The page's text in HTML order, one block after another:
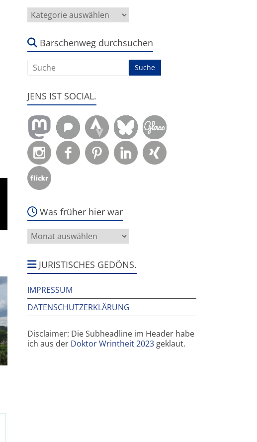
Hier
geht
um:Barschenweg durchsuchen
JENS IST SOCIAL.
Was früher hier war
Was
früher
warJURISTISCHES GEDÖNS.
IMPRESSUM
DATENSCHUTZERKLÄRUNG
Disclaimer: Die Subheadline im Header habe
ich aus der Doktor Wrintheit 2023 geklaut.